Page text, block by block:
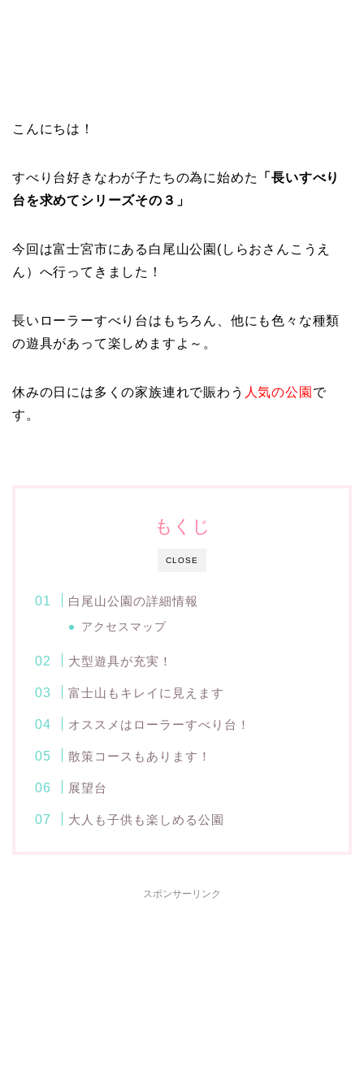
こんにちは！
すべり台好きなわが子たちの為に始めた
「長いすべり
台を求めてシリーズその３」
今回は富士宮市にある白尾山公園(しらおさんこうえ
ん）へ行ってきました！
長いローラーすべり台はもちろん、他にも色々な種類
の遊具があって楽しめますよ～。
休みの日には多くの家族連れで賑わう 人気の公園 で
す。
CLOSE
もくじ
白尾山公園の詳細情報
アクセスマップ
大型遊具が充実！
富士山もキレイに見えます
オススメはローラーすべり台！
散策コースもあります！
展望台
大人も子供も楽しめる公園
スポンサーリンク